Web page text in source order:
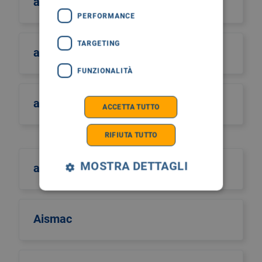
aiom sicilia
airo
aism
Aismac
PERFORMANCE
TARGETING
FUNZIONALITÀ
ACCETTA TUTTO
RIFIUTA TUTTO
MOSTRA DETTAGLI